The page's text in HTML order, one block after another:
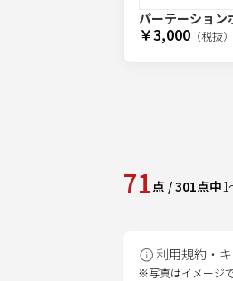
パーテーション
￥3,000 （税抜）
71点 /301点中1
利用規約・
※写真はイメージ